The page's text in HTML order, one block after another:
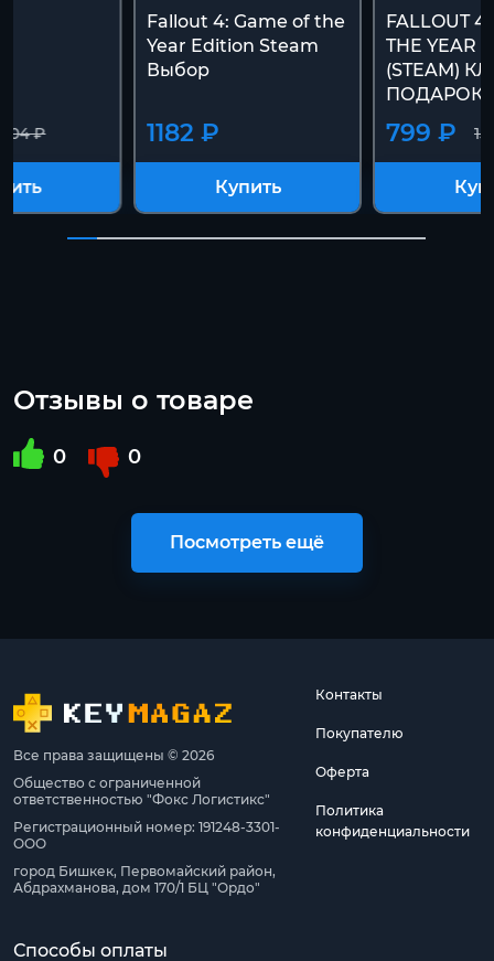
₽
Fallout 4: Game of the
Year Edition Steam
Выбор
1182 ₽
Купить
FALLOUT 4
THE YEAR
(STEAM)
ПОДАРОК
799 ₽
Отзывы о товаре
0 0
Посмотреть ещё
Все права защищены © 2026
Общество с ограниченной
ответственностью "Фокс Логистикс"
Регистрационный номер: 191248-3301-
ООО
город Бишкек, Первомайский район,
Абдрахманова, дом 170/1 БЦ "Ордо"
Контакты
Покупателю
Оферта
Политика
конфиденциальности
Способы оплаты